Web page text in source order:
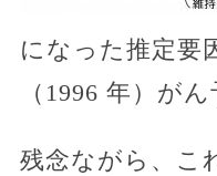
になった推定要
（1996 年）が
残念ながら、こ